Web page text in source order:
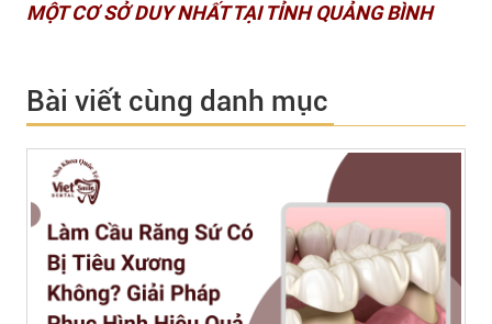
MỘT CƠ SỞ DUY NHẤT TẠI TỈNH QUẢNG BÌNH
Bài viết cùng danh mục